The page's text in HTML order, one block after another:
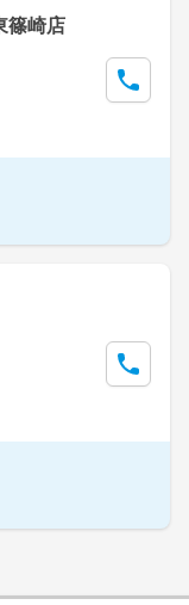
篠崎店